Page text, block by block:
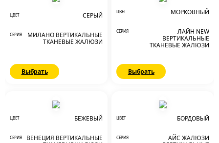
ЦВЕТ СЕРЫЙ
СЕРИЯ
МИЛАНО ВЕРТИКАЛЬНЫЕ
ТКАНЕВЫЕ ЖАЛЮЗИ
Выбрать
ЦВЕТ МОРКОВНЫЙ
СЕРИЯ
ЛАЙН NEW
ВЕРТИКАЛЬНЫЕ
ТКАНЕВЫЕ ЖАЛЮЗИ
Выбрать
ЦВЕТ БЕЖЕВЫЙ
СЕРИЯ
ВЕНЕЦИЯ ВЕРТИКАЛЬНЫЕ
ЦВЕТ БОРДОВЫЙ
СЕРИЯ
АЙС ЖАЛЮЗИ